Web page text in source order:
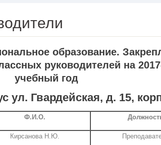
образование.
руководителей на
учебный год
ул. Гвардейская, д. 15,
Ф.И.О.
Кирсанова Н.Ю.